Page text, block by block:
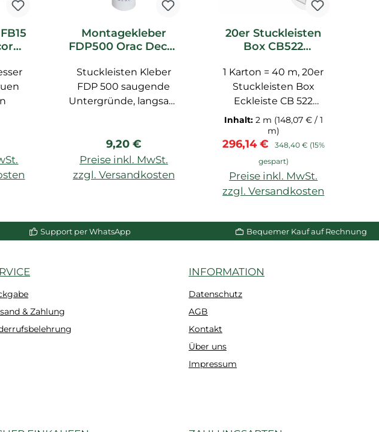
Preis:
Montagekleber
FDP500 Orac Decor
Stuckleisten Kleber
FDP 500 saugende
Untergründe, langsam
24 Std., für LUXXUS,
BASIXX, AXXENT, 310
ml, für Innenräume, für
Regulärer Preis:
9,20 €
Preise inkl. MwSt.
zzgl. Versandkosten
20er Stuckleisten
Box CB522
Decor Stuckleiste
1 Karton = 40 m, 20er
Stuckleisten Box
Eckleiste CB 522
Zierleiste aus
Durofoam von Orac
Decor, Profilleiste für
Decke vorgrundiert,
Maße einer Leiste:
200x6,7x6,7 cm
Inhalt: 2 m (148,07 € / 1
m)
Verkaufspreis:
296,14 € Regulärer Preis:
348,40 € (15%
gespart)
Preise inkl. MwSt.
zzgl. Versandkosten
Support per WhatsApp Bequemer Kauf auf Rechnung
& Zahlung
INFORMATION
Datenschutz
AGB
Kontakt
Über uns
Impressum